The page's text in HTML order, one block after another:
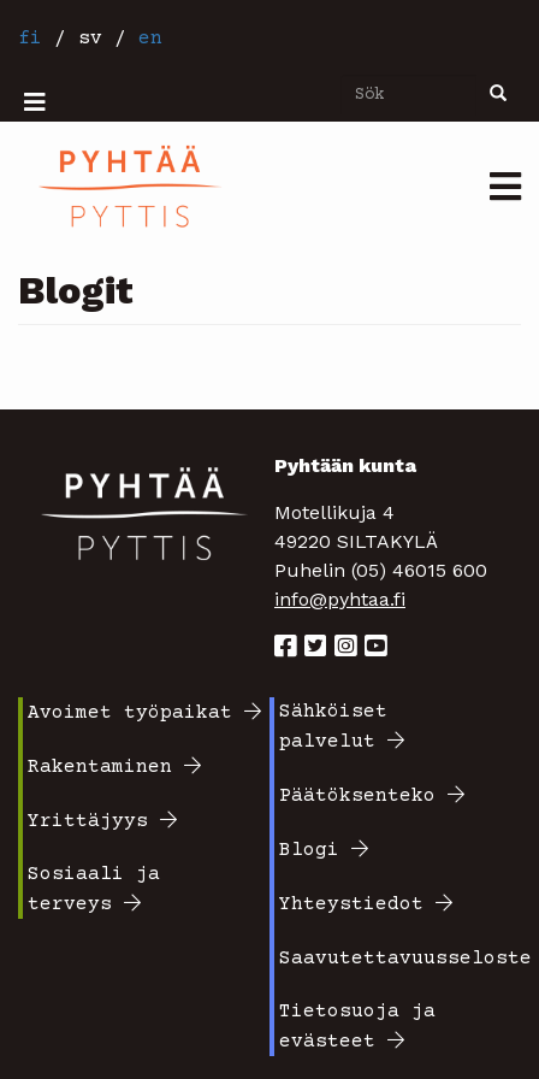
tillfi / sv / en
Sök Sök
Mobiilivalikko
Blogit
Pyhtään kunta
Motellikuja 4
49220 SILTAKYLÄ
Puhelin (05) 46015 600
info@pyhtaa.fi
valikko
1
Avoimet työpaikat
Rakentaminen
Yrittäjyys
Sosiaali ja
terveys
Footer
2
Sähköiset
palvelut
Päätöksenteko
Blogi
Yhteystiedot
Saavutettavuusseloste
Tietosuoja ja
evästeet